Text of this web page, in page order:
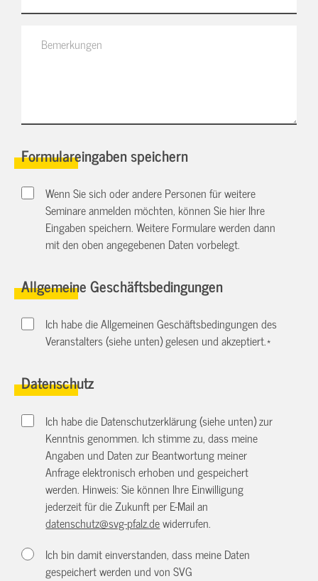
Formulareingaben speichern
Wenn Sie sich oder andere Personen für weitere
Seminare anmelden möchten, können Sie hier Ihre
Eingaben speichern. Weitere Formulare werden dann
mit den oben angegebenen Daten vorbelegt.
Allgemeine Geschäftsbedingungen
Ich habe die Allgemeinen Geschäftsbedingungen des
Veranstalters (siehe unten) gelesen und akzeptiert.*
Datenschutz
Ich habe die Datenschutzerklärung (siehe unten) zur
Kenntnis genommen. Ich stimme zu, dass meine
Angaben und Daten zur Beantwortung meiner
Anfrage elektronisch erhoben und gespeichert
werden. Hinweis: Sie können Ihre Einwilligung
jederzeit für die Zukunft per E-Mail an
datenschutz@svg-pfalz.dewiderrufen.
Ich bin damit einverstanden, dass meine Daten
gespeichert werden und von SVG